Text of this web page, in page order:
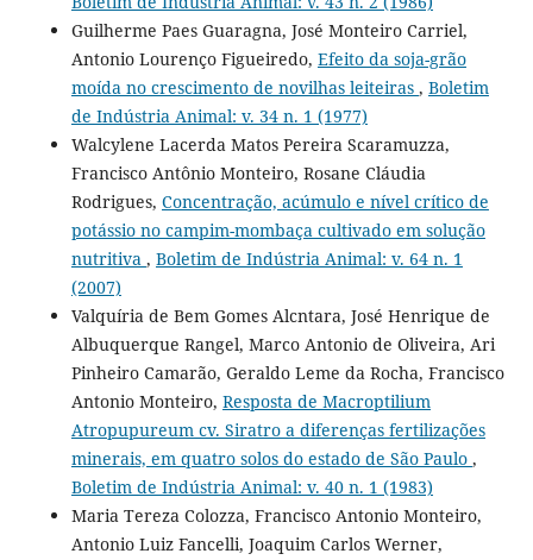
Guilherme Paes Guaragna, José Monteiro Carriel,
Antonio Lourenço Figueiredo, Efeito da soja-grão
moída no crescimento de novilhas leiteiras , Boletim
de Indústria Animal: v. 34 n. 1 (1977)
Walcylene Lacerda Matos Pereira Scaramuzza,
Francisco Antônio Monteiro, Rosane Cláudia
Rodrigues, Concentração, acúmulo e nível crítico de
potássio no campim-mombaça cultivado em solução
nutritiva , Boletim de Indústria Animal: v. 64 n. 1
(2007)
Valquíria de Bem Gomes Alcntara, José Henrique de
Albuquerque Rangel, Marco Antonio de Oliveira, Ari
Pinheiro Camarão, Geraldo Leme da Rocha, Francisco
Antonio Monteiro, Resposta de Macroptilium
Atropupureum cv. Siratro a diferenças fertilizações
minerais, em quatro solos do estado de São Paulo ,
Boletim de Indústria Animal: v. 40 n. 1 (1983)
Maria Tereza Colozza, Francisco Antonio Monteiro,
Antonio Luiz Fancelli, Joaquim Carlos Werner,